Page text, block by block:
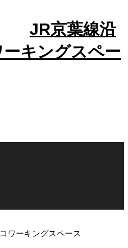
JR京葉線沿
キングスペー
ワーキングスペース